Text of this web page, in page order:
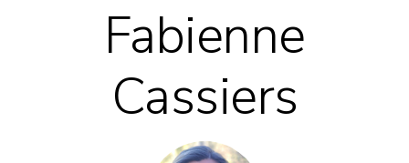
Fabienne
Cassiers